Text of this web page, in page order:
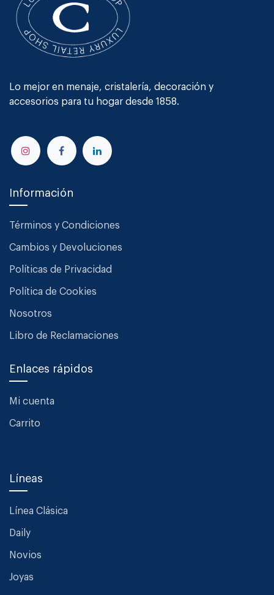
Lo mejor en menaje, cristalería, decoración y
accesorios para tu hogar desde 1858.
Información
Términos y Condiciones
Cambios y Devoluciones
Políticas de Privacidad
Política de Cookies
Nosotros
Libro de Reclamaciones
Enlaces rápidos
Mi cuenta
Carrito
Líneas
Línea Clásica
Daily
Novios
Joyas